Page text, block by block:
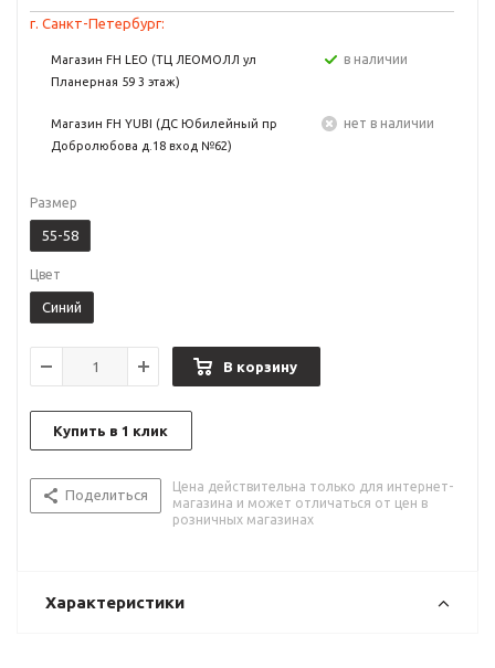
г. Санкт-Петербург:
Магазин FH LEO (ТЦ ЛЕОМОЛЛ ул
Планерная 59 3 этаж)
в наличии
Магазин FH YUBI (ДС Юбилейный пр
Добролюбова д.18 вход №62)
Нет в наличии
Размер
55-58
Цвет
Синий
В корзину
Купить в 1 клик
Поделиться
Цена действительна только для интернет-
магазина и может отличаться от цен в
розничных магазинах
Характеристики